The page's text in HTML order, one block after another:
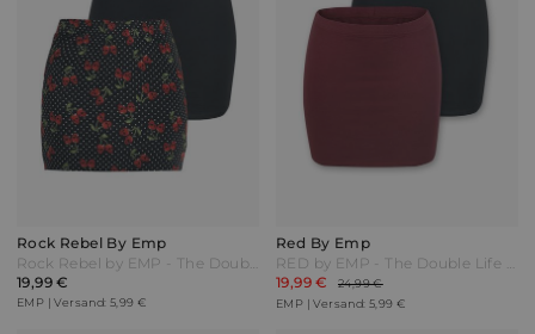
Rock Rebel By Emp
Rock Rebel by EMP - The Double Life - Kurzer Rock - schwarz - EMP Exklusiv!
19,99 €
EMP | Versand: 5,99 €
Red By Emp
RED by EMP - The Double Life - Röcke - schwarz/bordeaux - exklusiv bei EMP
19,99 €
24,99 €
EMP | Versand: 5,99 €